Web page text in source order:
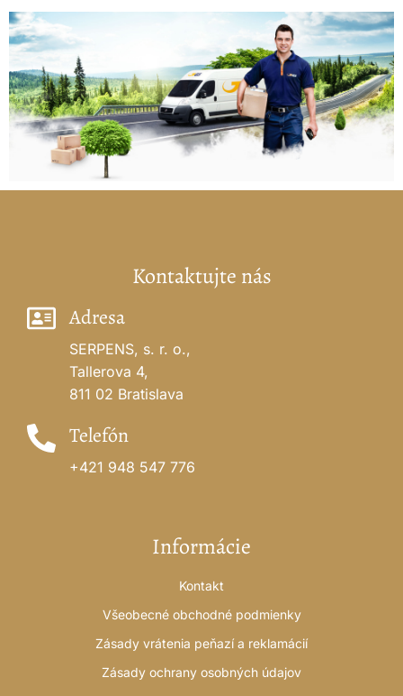
Kontaktujte nás
Adresa
SERPENS, s. r. o.,
Tallerova 4,
811 02 Bratislava
Telefón
+421 948 547 776
Informácie
Kontakt
Všeobecné obchodné podmienky
Zásady vrátenia peňazí a reklamácií
Zásady ochrany osobných údajov